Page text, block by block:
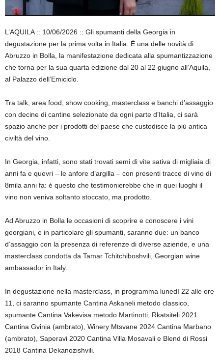
L’AQUILA :: 10/06/2026 :: Gli spumanti della Georgia in
degustazione per la prima volta in Italia. È una delle novità di
Abruzzo in Bolla, la manifestazione dedicata alla spumantizzazione
che torna per la sua quarta edizione dal 20 al 22 giugno all’Aquila,
al Palazzo dell’Emiciclo.
Tra talk, area food, show cooking, masterclass e banchi d’assaggio
con decine di cantine selezionate da ogni parte d’Italia, ci sarà
spazio anche per i prodotti del paese che custodisce la più antica
civiltà del vino.
In Georgia, infatti, sono stati trovati semi di vite sativa di migliaia di
anni fa e quevri – le anfore d’argilla – con presenti tracce di vino di
8mila anni fa: è questo che testimonierebbe che in quei luoghi il
vino non veniva soltanto stoccato, ma prodotto.
Ad Abruzzo in Bolla le occasioni di scoprire e conoscere i vini
georgiani, e in particolare gli spumanti, saranno due: un banco
d’assaggio con la presenza di referenze di diverse aziende, e una
masterclass condotta da Tamar Tchitchiboshvili, Georgian wine
ambassador in Italy.
In degustazione nella masterclass, in programma lunedì 22 alle ore
11, ci saranno spumante Cantina Askaneli metodo classico,
spumante Cantina Vakevisa metodo Martinotti, ⁠Rkatsiteli 2021
Cantina Gvinia (ambrato), Winery Mtsvane 2024 Cantina Marbano
(ambrato), Saperavi 2020 Cantina Villa Mosavali e Blend di Rossi
2018 Cantina Dekanozishvili.